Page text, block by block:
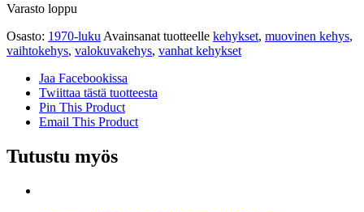
Varasto loppu
Osasto: 1970-luku Avainsanat tuotteelle kehykset, muovinen kehys,
vaihtokehys, valokuvakehys, vanhat kehykset
Jaa Facebookissa
Twiittaa tästä tuotteesta
Pin This Product
Email This Product
Tutustu myös